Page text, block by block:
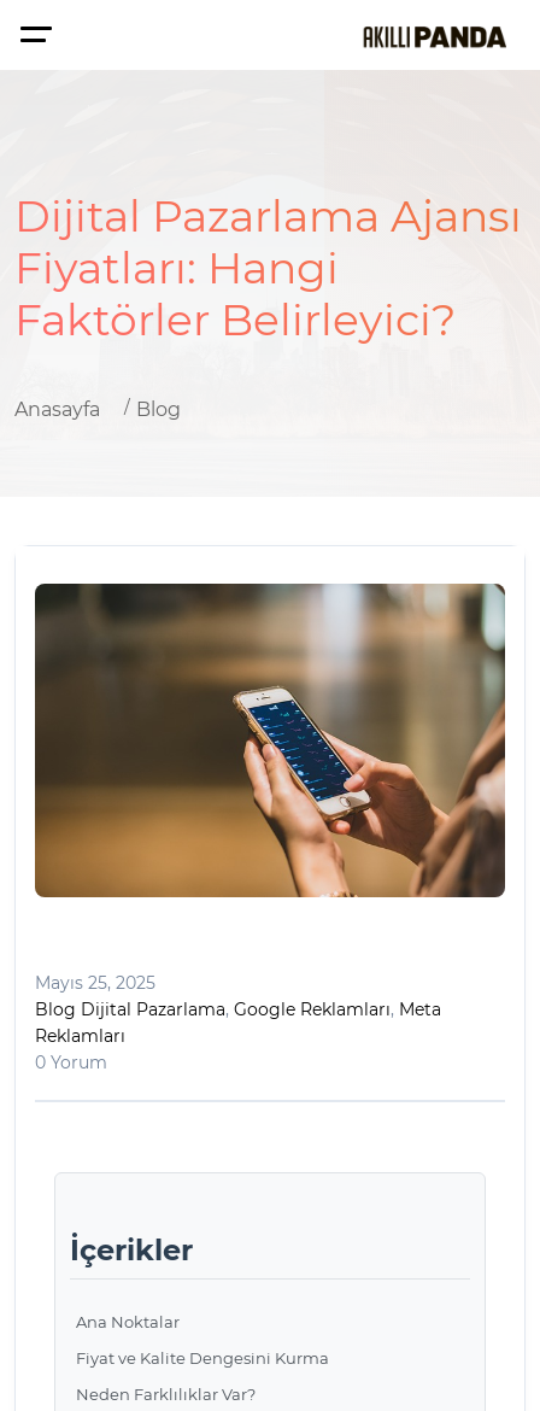
Dijital Pazarlama Ajansı
Fiyatları: Hangi
Faktörler Belirleyici?
Anasayfa Blog
Mayıs 25, 2025
Blog Dijital Pazarlama, Google Reklamları, Meta
Reklamları
0 Yorum
İçerikler
Ana Noktalar
Fiyat ve Kalite Dengesini Kurma
Neden Farklılıklar Var?